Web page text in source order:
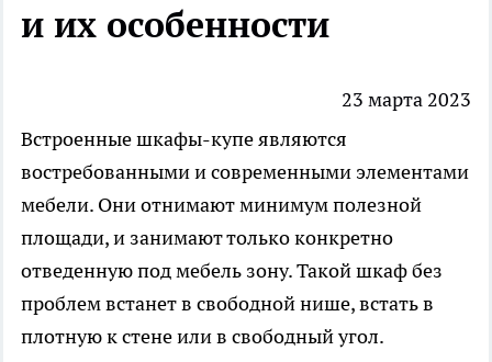
и их особенности
23 марта 2023
Встроенные шкафы-купе являются
востребованными и современными элементами
мебели. Они отнимают минимум полезной
площади, и занимают только конкретно
отведенную под мебель зону. Такой шкаф без
проблем встанет в свободной нише, встать в
плотную к стене или в свободный угол.